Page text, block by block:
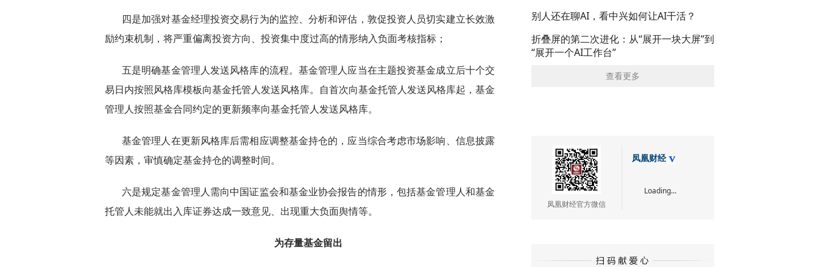
四是加强对基金经理投资交易行为的监控、分析和评估，敦促投资人员切实建立长效激
励约束机制，将严重偏离投资方向、投资集中度过高的情形纳入负面考核指标；
五是明确基金管理人发送风格库的流程。基金管理人应当在主题投资基金成立后十个交
易日内按照风格库模板向基金托管人发送风格库。自首次向基金托管人发送风格库起，基金
管理人按照基金合同约定的更新频率向基金托管人发送风格库。
基金管理人在更新风格库后需相应调整基金持仓的，应当综合考虑市场影响、信息披露
等因素，审慎确定基金持仓的调整时间。
六是规定基金管理人需向中国证监会和基金业协会报告的情形，包括基金管理人和基金
托管人未能就出入库证券达成一致意见、出现重大负面舆情等。
为存量基金留出
别人还在聊AI，看中兴如何让AI干活？
折叠屏的第二次进化：从“展开一块大屏”到
“展开一个AI工作台”
查看更多
凤凰财经官方微信
凤凰财经
Loading...